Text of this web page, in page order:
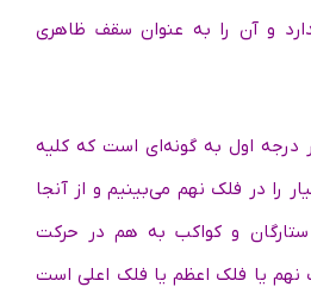
و آن را به عنوان سقف ظاهری
درجه اول به‌ گونه‌ای است که کلیه
را در فلک نهم می‌بینیم و از آنجا
و کواکب به هم در حرکت
نهم یا فلک اعظم یا فلک اعلی است